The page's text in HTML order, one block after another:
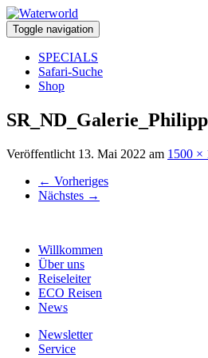
Toggle navigation
SPECIALS
Safari-Suche
Shop
Veröffentlicht 13. Mai 2022 am 1500 ×
← Vorheriges
Nächstes →
Willkommen
Über uns
Reiseleiter
ECO Reisen
News
Newsletter
Service